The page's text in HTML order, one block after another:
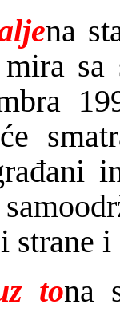
na
sa
i
tona